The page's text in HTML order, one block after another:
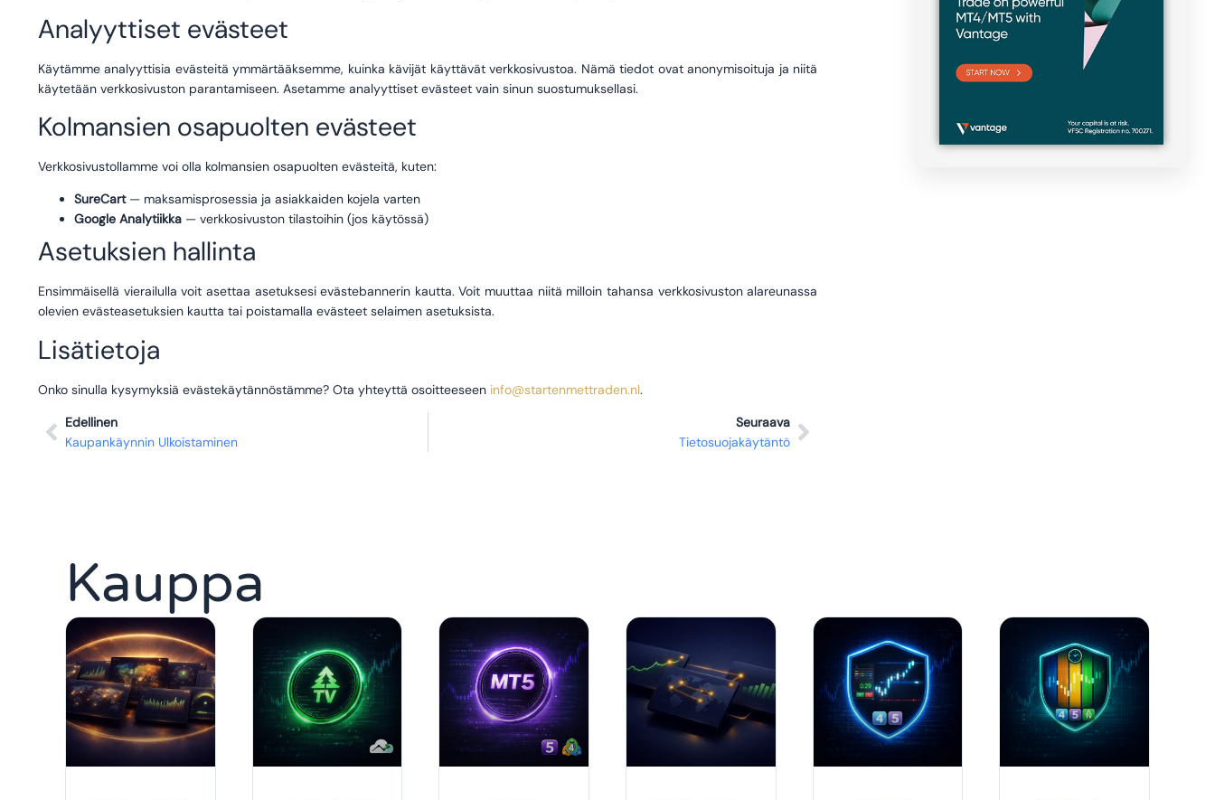
Analyyttiset evästeet
Käytämme analyyttisia evästeitä ymmärtääksemme, kuinka kävijät käyttävät verkkosivustoa. Nämä tiedot ovat anonymisoituja ja niitä
käytetään verkkosivuston parantamiseen. Asetamme analyyttiset evästeet vain sinun suostumuksellasi.
Kolmansien osapuolten evästeet
Verkkosivustollamme voi olla kolmansien osapuolten evästeitä, kuten:
SureCart— maksamisprosessia ja asiakkaiden kojela varten
Google Analytiikka — verkkosivuston tilastoihin (jos käytössä)
Asetuksien hallinta
Ensimmäisellä vierailulla voit asettaa asetuksesi evästebannerin kautta. Voit muuttaa niitä milloin tahansa verkkosivuston alareunassa
olevien evästeasetuksien kautta tai poistamalla evästeet selaimen asetuksista.
Lisätietoja
Onko sinulla kysymyksiä evästekäytännöstämme? Ota yhteyttä osoitteeseen info@startenmettraden.nl.
Edellinen
Kaupankäynnin Ulkoistaminen
Seuraava
Tietosuojakäytäntö
Kauppa